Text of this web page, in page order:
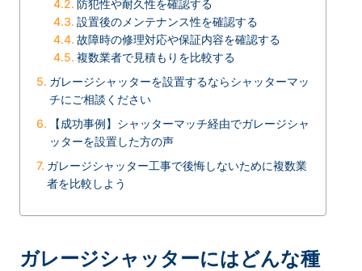
防犯性や耐久性を確認する
設置後のメンテナンス性を確認する
故障時の修理対応や保証内容を確認する
複数業者で見積もりを比較する
ガレージシャッターを設置するならシャッターマッ
チにご相談ください
【成功事例】シャッターマッチ経由でガレージシャ
ッターを設置した方の声
ガレージシャッター工事で後悔しないために複数業
者を比較しよう
ガレージシャッターにはどんな種